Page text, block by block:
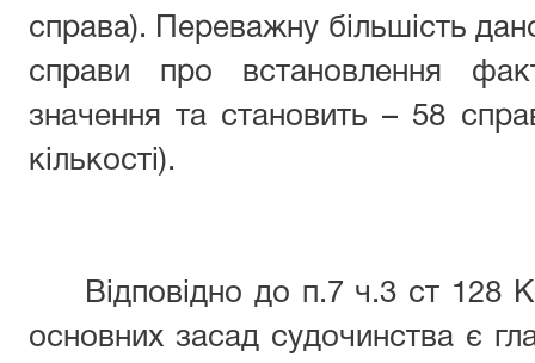
справа). Переважну більшість
справи про встановлення
значення та становить – 58
кількості).
Відповідно до п.7 ч.3 ст 128
основних засад судочинства є